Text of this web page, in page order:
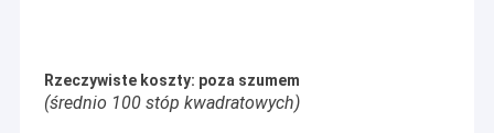
Rzeczywiste koszty: poza szumem
(średnio 100 stóp kwadratowych)